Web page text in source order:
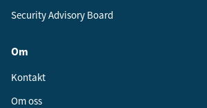
Security Advisory Board
Om
Kontakt
Om oss